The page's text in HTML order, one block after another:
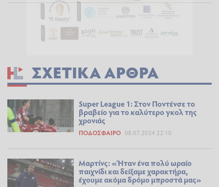
ΣΧΕΤΙΚΆ ΆΡΘΡΑ
Super League 1: Στον Ποντένσε το
βραβείο για το καλύτερο γκολ της
χρονιάς
ΠΟΔΌΣΦΑΙΡΟ 08.07.2024 22:10
Μαρτίνς: «Ήταν ένα πολύ ωραίο
παιχνίδι και δείξαμε χαρακτήρα,
έχουμε ακόμα δρόμο μπροστά μας»